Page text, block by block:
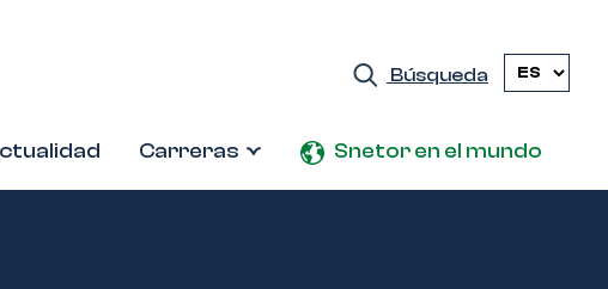
Búsqueda
Carreras Snetor en el mundo